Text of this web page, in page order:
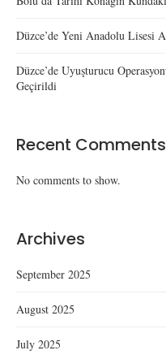
Düzce’de Yeni Anadolu Lisesi
Düzce’de Uyuşturucu
Geçirildi
Recent Comments
No comments to show.
Archives
September 2025
August 2025
July 2025